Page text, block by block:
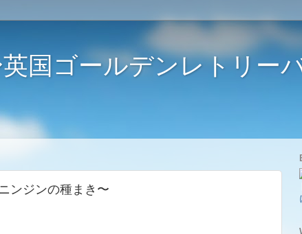
国ゴールデンレトリー
ンジンの種まき〜